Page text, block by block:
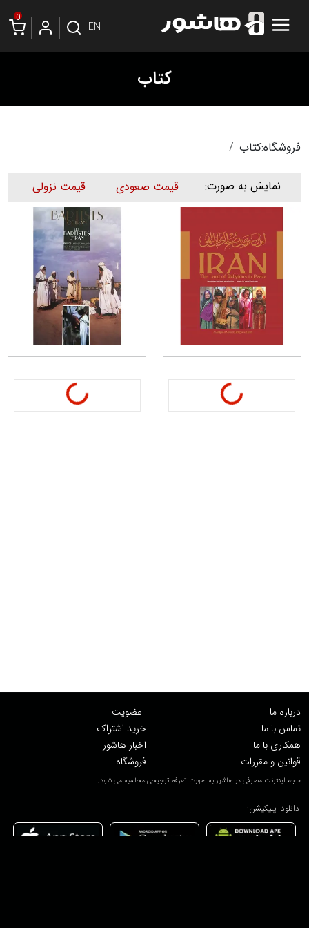
EN
0
کتاب
فروشگاه:کتاب
نمایش به صورت: قیمت صعودی قیمت نزولی
درباره ما
تماس با ما
همکاری با ما
قوانین و مقررات
عضویت
خرید اشتراک
اخبار هاشور
فروشگاه
حجم اینترنت مصرفی در هاشور به صورت تعرفه ترجیحی محاسبه می شود.
دانلود اپلیکیشن: